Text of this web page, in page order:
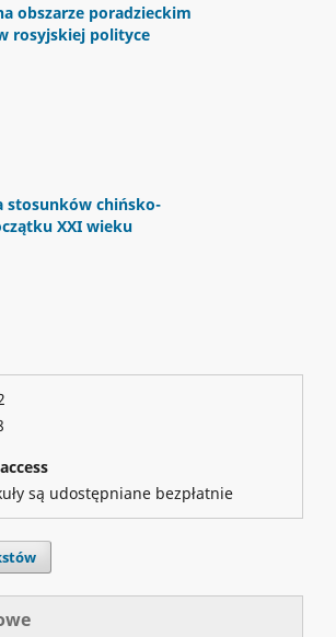
obszarze poradzieckim
rosyjskiej polityce
stosunków chińsko-
XXI wieku
są udostępniane bezpłatnie